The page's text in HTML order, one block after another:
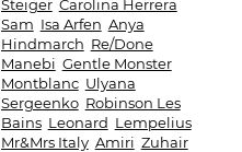
Steiger Carolina Herrera
Sam Isa Arfen Anya
Hindmarch Re/Done
Manebi Gentle Monster
Montblanc Ulyana
Sergeenko Robinson Les
Bains Leonard Lempelius
Mr&Mrs Italy Amiri Zuhair